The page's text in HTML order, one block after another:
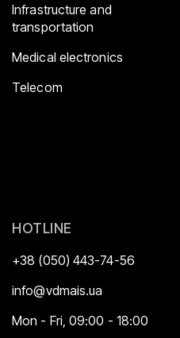
Infrastructure and
transportation
Medical electronics
Telecom
HOTLINE
+38 (050) 443-74-56
info@vdmais.ua
Mon - Fri, 09:00 - 18:00